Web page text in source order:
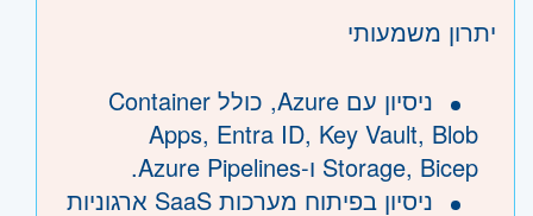
יתרון משמעותי
ניסיון עם Azure, כולל Container
Apps, Entra ID, Key Vault, Blob
Storage, Bicep ו-Azure Pipelines.
ניסיון בפיתוח מערכות SaaS ארגוניות